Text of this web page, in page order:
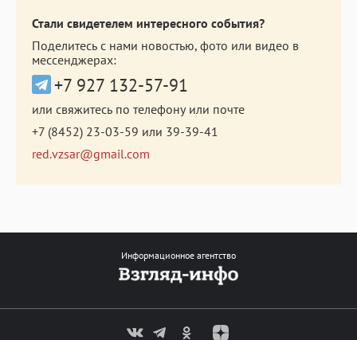
Стали свидетелем интересного события?
Поделитесь с нами новостью, фото или видео в
мессенджерах:
+7 927 132-57-91
или свяжитесь по телефону или почте
+7 (8452) 23-03-59 или 39-39-41
red.vzsar@gmail.com
Информационное агентство